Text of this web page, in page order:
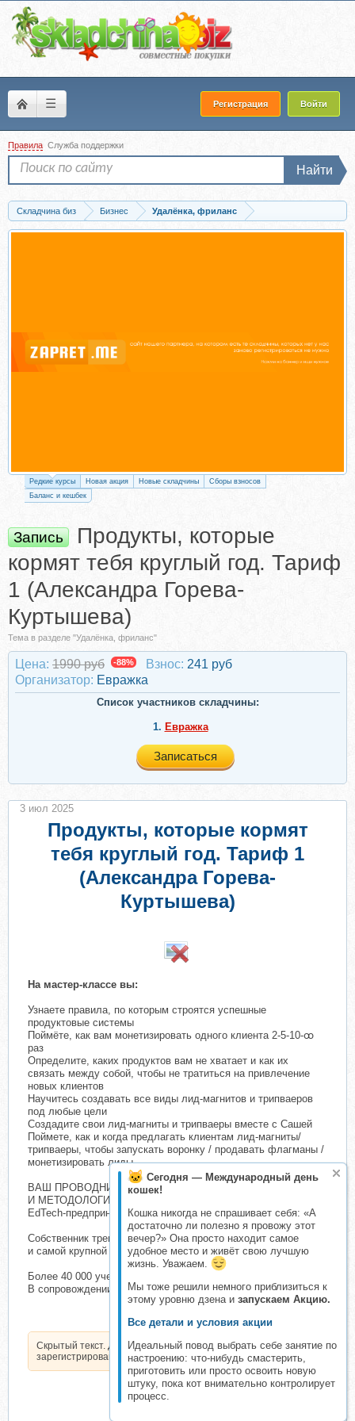
☰ Регистрация Войти
Правила Служба поддержки
Найти
Складчина биз Бизнес
Удалёнка, фриланс
Запись Продукты, которые кормят тебя круглый год. Тариф 1 (Александра...
Редкие курсы Новая акция Новые складчины
Сборы взносов
Баланс и кешбек
Сегодня — Международный день
кошек!
Кошка никогда не спрашивает себя: «А
достаточно ли полезно я провожу этот
вечер?» Она просто находит самое
удобное место и живёт свою лучшую
жизнь. Уважаем.
Мы тоже решили немного приблизиться к
этому уровню дзена и запускаем Акцию.
Все детали и условия акции
Идеальный повод выбрать себе занятие по
настроению: что-нибудь смастерить,
приготовить или просто освоить новую
штуку, пока кот внимательно контролирует
процесс.
Запись
Продукты, которые
кормят тебя круглый год. Тариф
1 (Александра Горева-
Куртышева)
Тема в разделе "Удалёнка, фриланс"
Цена: 1990 руб -88% Взнос: 241 руб
Организатор: Евражкa
Список участников складчины:
1. Евражкa
Записаться
Продукты, которые кормят
тебя круглый год. Тариф 1
(Александра Горева-
Куртышева)
На мастер-классе вы:
Узнаете правила, по которым строятся успешные
продуктовые системы
Поймёте, как вам монетизировать одного клиента 2-5-10-ꝏ
раз
Определите, каких продуктов вам не хватает и как их
связать между собой, чтобы не тратиться на привлечение
новых клиентов
Научитесь создавать все виды лид-магнитов и трипваеров
под любые цели
Создадите свои лид-магниты и трипваеры вместе с Сашей
Поймете, как и когда предлагать клиентам лид-магниты/
трипваеры, чтобы запускать воронку / продавать флагманы /
монетизировать лиды
ВАШ ПРОВОДНИК В МИР ЛИД-МАГНИТОВ, ТРИПВАЕРОВ
И МЕТОДОЛОГИИ — АЛЕКСАНДРА ГОРЕВА-КУРТЫШЕВА
EdTech-предприниматель
Собственник тренинговой компании, методического агентства
и самой крупной онлайн-школы методологии
Более 40 000 учеников
В сопровождении онлайн-школы из ТОП 1% Getcourse
Скрытый текст. Доступен только
зарегистрированным пользователям.
3 июл 2025